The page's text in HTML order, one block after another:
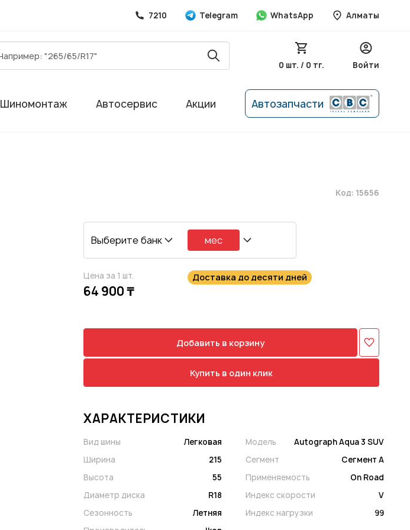
7210 Telegram WhatsApp Алматы
0 шт. / 0 тг. Войти
Шиномонтаж Автосервис Акции Автозапчасти
Код: 15656
Выберите банк мес
Цена за 1 шт.
64 900 ₸
Доставка до десяти дней
Добавить в корзину
Купить в один клик
ХАРАКТЕРИСТИКИ
Вид шины
Легковая
Ширина
215
Высота
55
Диаметр диска
R18
Сезонность
Летняя
Модель
Autograph Aqua 3 SUV
Сегмент
Сегмент A
Применяемость
On Road
Индекс скорости
V
Индекс нагрузки
99